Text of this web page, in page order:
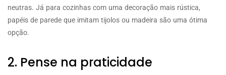
neutras. Já para cozinhas com uma decoração mais rústica,
papéis de parede que imitam tijolos ou madeira são uma ótima
opção.
2. Pense na praticidade